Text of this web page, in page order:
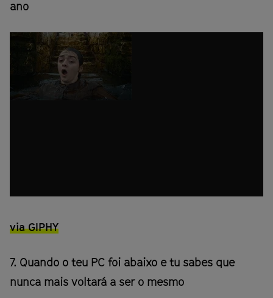
ano
via GIPHY
7. Quando o teu PC foi abaixo e tu sabes que
nunca mais voltará a ser o mesmo